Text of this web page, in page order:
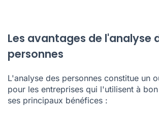
Les avantages de l'analyse
personnes
L'analyse des personnes constitue un
pour les entreprises qui l'utilisent à
ses principaux bénéfices :